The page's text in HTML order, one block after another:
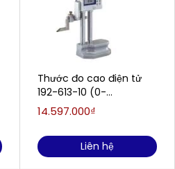
Thước đo cao điện tử
192-613-10 (0-
300mm/0.01mm)
14.597.000₫
Liên hệ